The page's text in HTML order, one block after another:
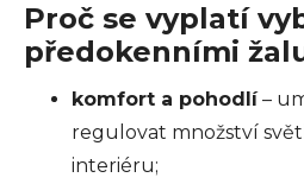
Proč se vyplatí
předokenními
komfort a pohodlí–
regulovat množství
interiéru;